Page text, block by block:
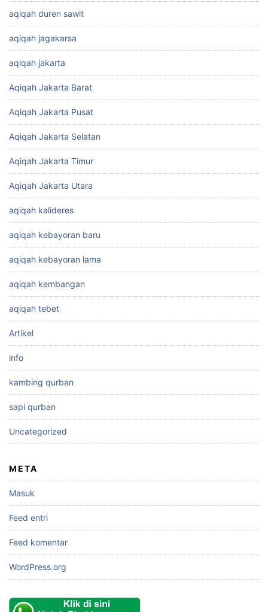
aqiqah duren sawit
aqiqah jagakarsa
aqiqah jakarta
Aqiqah Jakarta Barat
Aqiqah Jakarta Pusat
Aqiqah Jakarta Selatan
Aqiqah Jakarta Timur
Aqiqah Jakarta Utara
aqiqah kalideres
aqiqah kebayoran baru
aqiqah kebayoran lama
aqiqah kembangan
aqiqah tebet
Artikel
info
kambing qurban
sapi qurban
Uncategorized
META
Masuk
Feed entri
Feed komentar
WordPress.org